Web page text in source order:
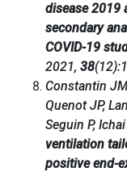
disease 2019
secondary
COVID-19
2021, 38
Constantin
Quenot JP,
Seguin P,
ventilation
positive end-